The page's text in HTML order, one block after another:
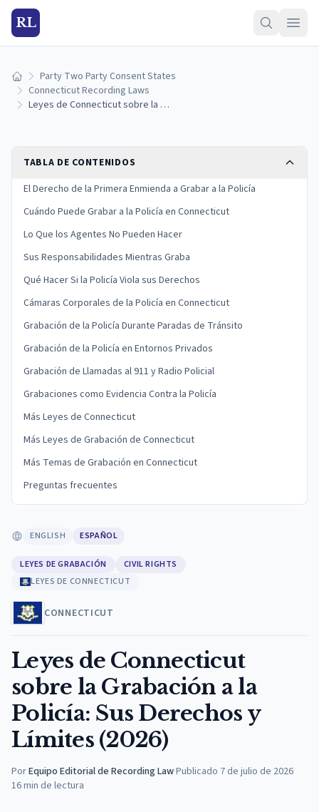
RL
Inicio Party Two Party Consent States
Connecticut Recording Laws
Leyes de Connecticut sobre la Grabación a la Policía: Sus Derechos y Límites (2026)
TABLA DE CONTENIDOS
El Derecho de la Primera Enmienda a Grabar a la Policía
Cuándo Puede Grabar a la Policía en Connecticut
Lo Que los Agentes No Pueden Hacer
Sus Responsabilidades Mientras Graba
Qué Hacer Si la Policía Viola sus Derechos
Cámaras Corporales de la Policía en Connecticut
Grabación de la Policía Durante Paradas de Tránsito
Grabación de la Policía en Entornos Privados
Grabación de Llamadas al 911 y Radio Policial
Grabaciones como Evidencia Contra la Policía
Más Leyes de Connecticut
Más Leyes de Grabación de Connecticut
Más Temas de Grabación en Connecticut
Preguntas frecuentes
ENGLISH ESPAÑOL
LEYES DE GRABACIÓN
CIVIL RIGHTS
LEYES DE CONNECTICUT
CONNECTICUT
Leyes de Connecticut
sobre la Grabación a la
Policía: Sus Derechos y
Límites (2026)
PorEquipo Editorial de Recording Law·Publicado 7 de julio de 2026
16min de lectura